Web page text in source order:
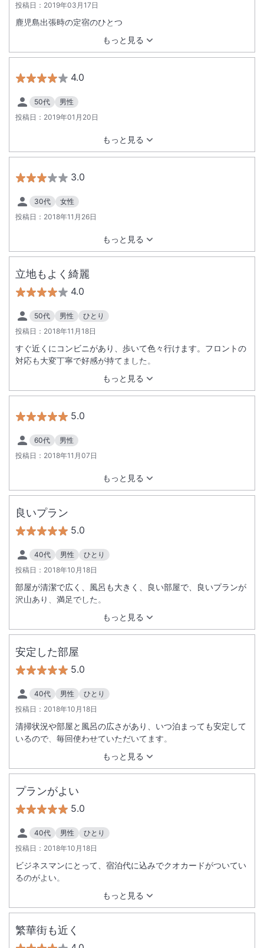
投稿日： 2019年03月17日
もっと見る
鹿児島出張時の定宿のひとつ
4.0
50代
男性
投稿日： 2019年01月20日
もっと見る
3.0
30代
女性
投稿日： 2018年11月26日
もっと見る
立地もよく綺麗
4.0
50代 男性
ひとり
投稿日： 2018年11月18日
もっと見る
すぐ近くにコンビニがあり、歩いて色々行けます。フロントの
対応も大変丁寧で好感が持てました。
5.0
60代
男性
投稿日： 2018年11月07日
もっと見る
良いプラン
5.0
40代 男性
ひとり
投稿日： 2018年10月18日
もっと見る
部屋が清潔で広く、風呂も大きく、良い部屋で、良いプランが
沢山あり、満足でした。
安定した部屋
5.0
40代 男性
ひとり
投稿日： 2018年10月18日
もっと見る
清掃状況や部屋と風呂の広さがあり、いつ泊まっても安定して
いるので、毎回使わせていただいてます。
プランがよい
5.0
40代 男性
ひとり
投稿日： 2018年10月18日
もっと見る
ビジネスマンにとって、宿泊代に込みでクオカードがついてい
るのがよい。
繁華街も近く